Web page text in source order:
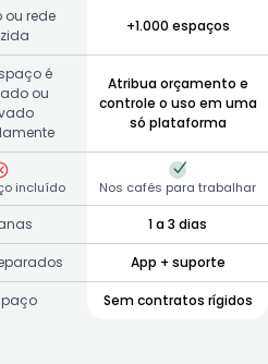
ou rede
+1.000 espaços
é
ou
Atribua orçamento e
controle o uso em uma
só plataforma
incluído Nos cafés para trabalhar
1 a 3 dias
App + suporte
Sem contratos rígidos